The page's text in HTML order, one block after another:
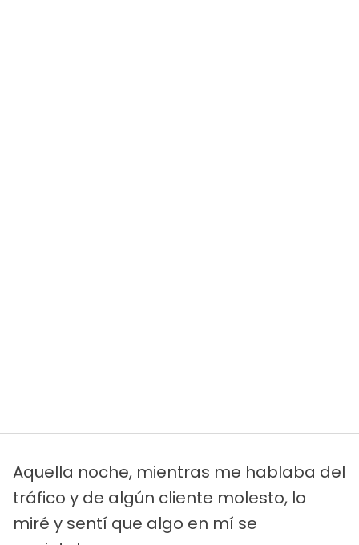
Aquella noche, mientras me hablaba del
tráfico y de algún cliente molesto, lo
miré y sentí que algo en mí se